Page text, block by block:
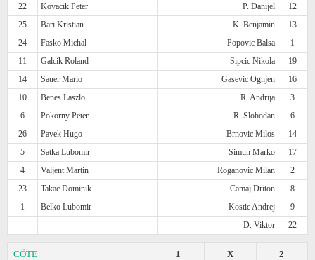
22 Kovacik Peter P. Danijel
12
25
Bari Kristian K. Benjamin
13
24
Fasko Michal Popovic Balsa
1
11
Galcik Roland Sipcic Nikola
19
14
Sauer Mario Gasevic Ognjen
16
10
Benes Laszlo R. Andrija
3
6
Pokorny Peter R. Slobodan
6
26
Pavek Hugo Brnovic Milos
14
5
Satka Lubomir Simun Marko
17
4
Valjent Martin Roganovic Milan
2
23
Takac Dominik Camaj Driton
8
1
Belko Lubomir Kostic Andrej
9
D. Viktor
22
CÔTE 2
X
1